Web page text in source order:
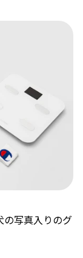
の写真入りのグ